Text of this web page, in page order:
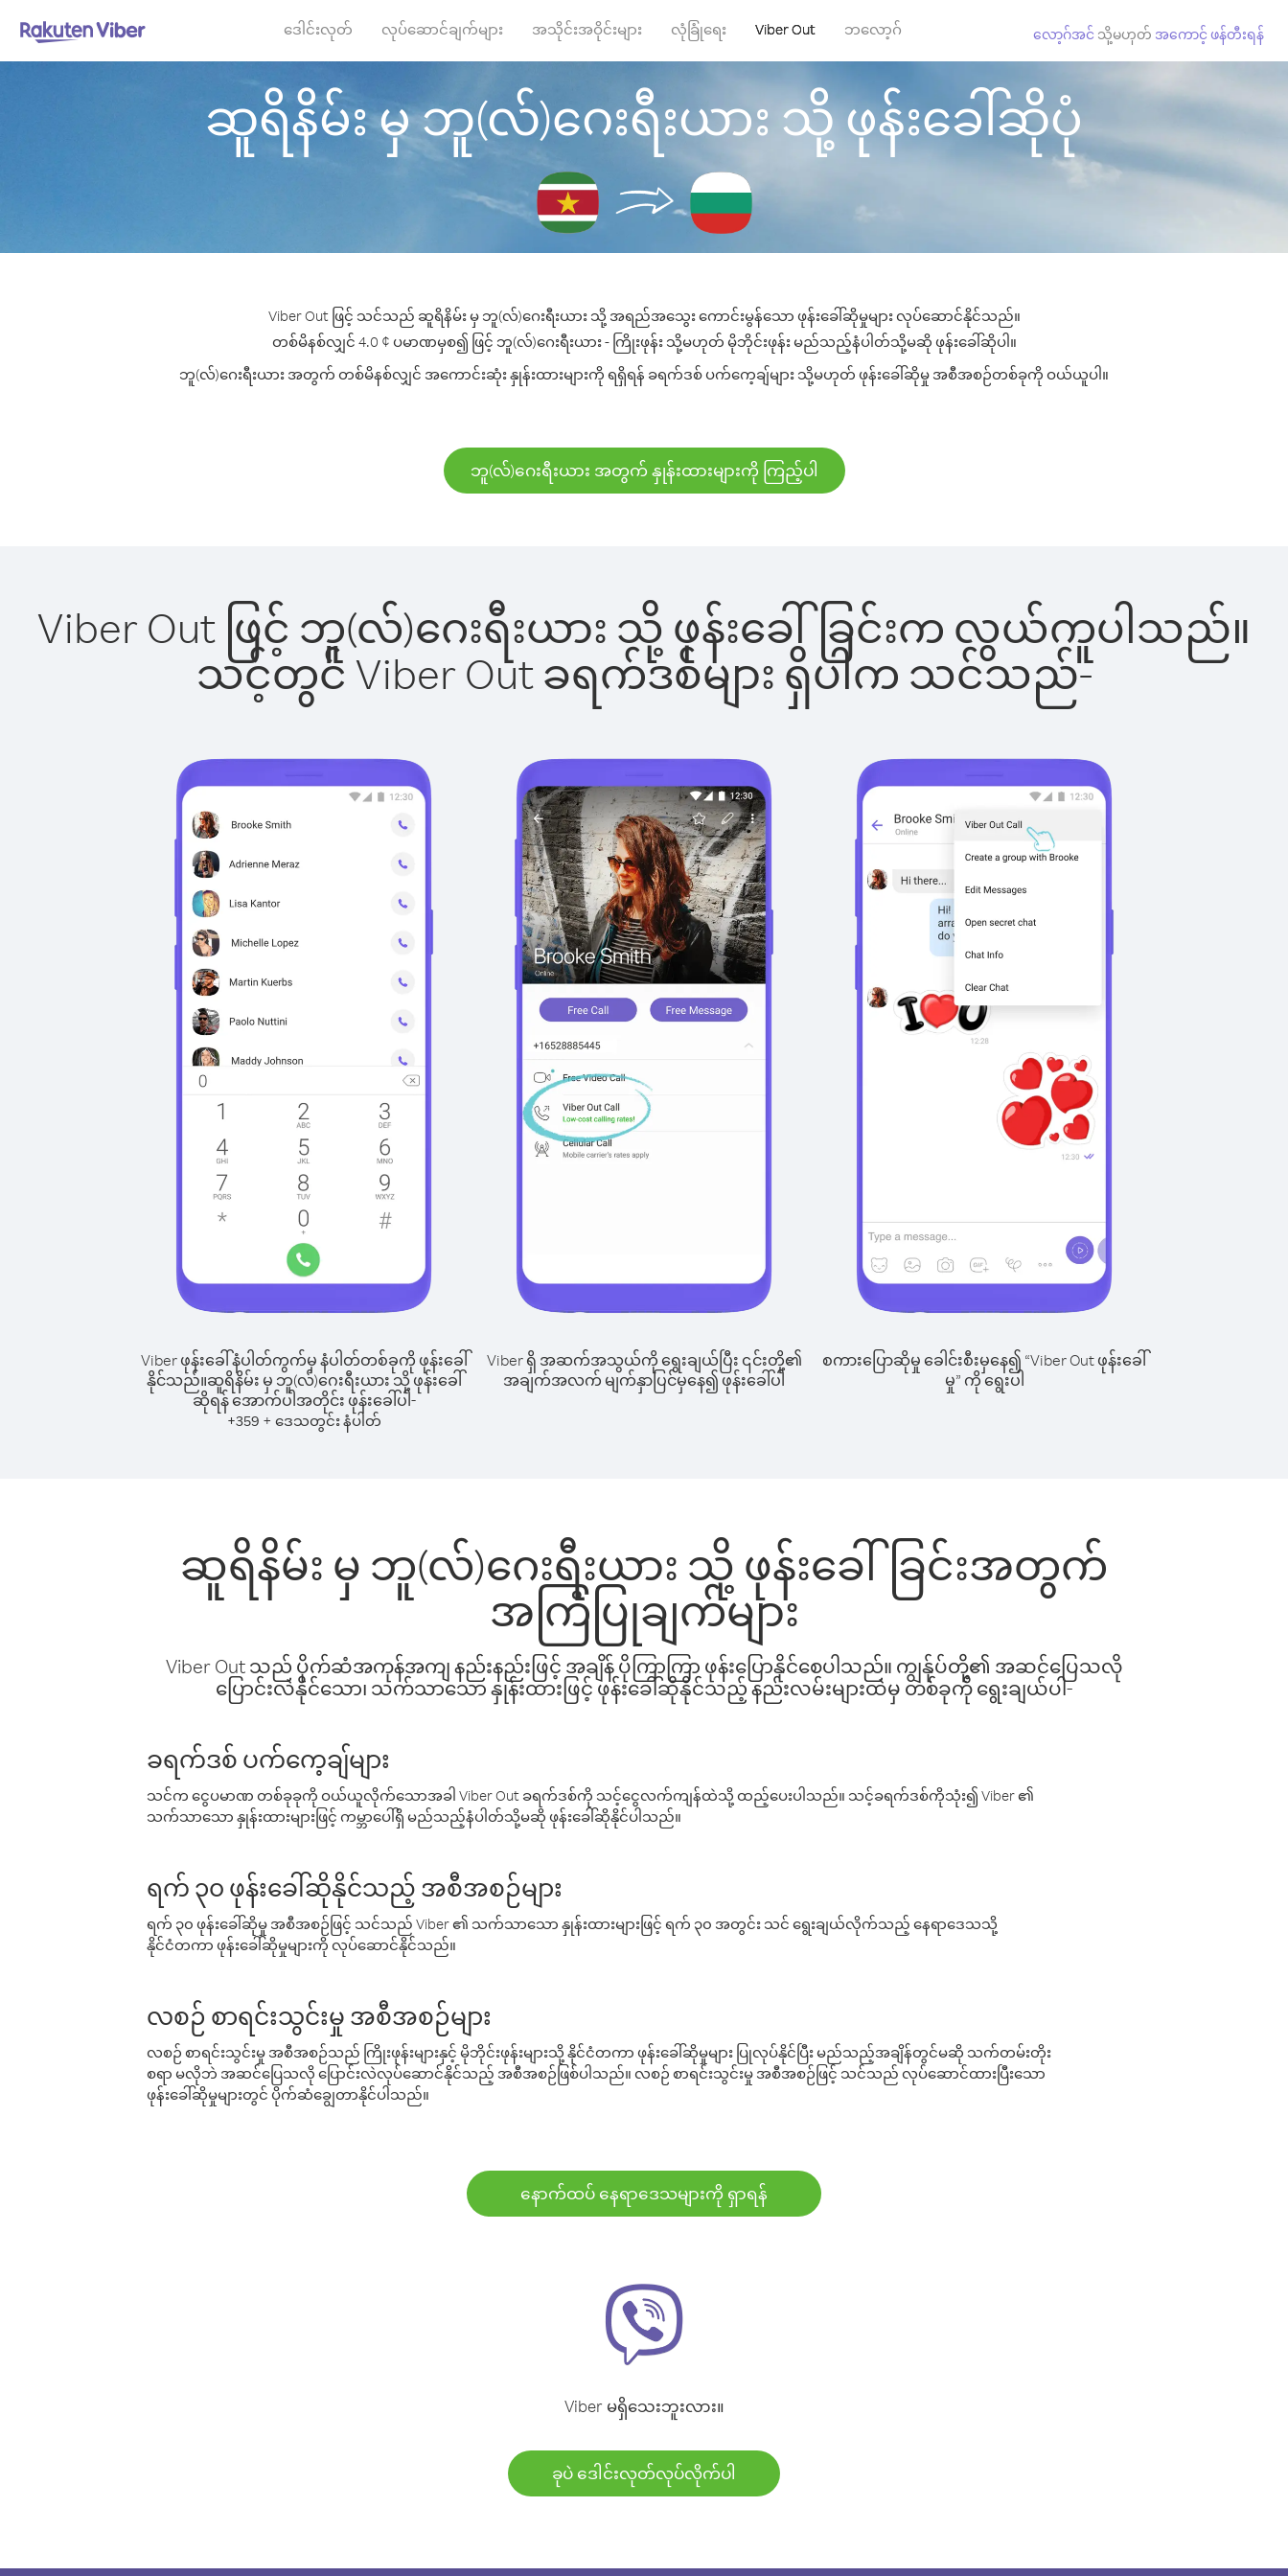
ဒေါင်းလုတ် လုပ်ဆောင်ချက်များ အသိုင်းအဝိုင်းများ လုံခြုံရေး Viber Out ဘလော့ဂ် လော့ဂ်အင် သို့မဟုတ် အကောင့် ဖန်တီးရန်
ဆူရိနိမ်း မှ ဘူ(လ်)ဂေးရီးယား သို့ ဖုန်းခေါ်ဆိုပုံ
Viber Out ဖြင့် သင်သည် ဆူရိနိမ်း မှ ဘူ(လ်)ဂေးရီးယား သို့ အရည်အသွေး ကောင်းမွန်သော ဖုန်းခေါ်ဆိုမှုများ လုပ်ဆောင်နိုင်သည်။
တစ်မိနစ်လျှင် 4.0 ¢ ပမာဏမှစ၍ ဖြင့် ဘူ(လ်)ဂေးရီးယား - ကြိုးဖုန်း သို့မဟုတ် မိုဘိုင်းဖုန်း မည်သည့်နံပါတ်သို့မဆို ဖုန်းခေါ်ဆိုပါ။
ဘူ(လ်)ဂေးရီးယား အတွက် တစ်မိနစ်လျှင် အကောင်းဆုံး နှုန်းထားများကို ရရှိရန် ခရက်ဒစ် ပက်ကေ့ချ်များ သို့မဟုတ် ဖုန်းခေါ်ဆိုမှု အစီအစဉ်တစ်ခုကို ဝယ်ယူပါ။
ဘူ(လ်)ဂေးရီးယား အတွက် နှုန်းထားများကို ကြည့်ပါ
Viber Out ဖြင့် ဘူ(လ်)ဂေးရီးယား သို့ ဖုန်းခေါ်ခြင်းက လွယ်ကူပါသည်။
သင့်တွင် Viber Out ခရက်ဒစ်များ ရှိပါက သင်သည်-
Viber ဖုန်းခေါ်နံပါတ်ကွက်မှ နံပါတ်တစ်ခုကို ဖုန်းခေါ်
နိုင်သည်။ဆူရိနိမ်း မှ ဘူ(လ်)ဂေးရီးယား သို့ ဖုန်းခေါ်
ဆိုရန် အောက်ပါအတိုင်း ဖုန်းခေါ်ပါ-
+359 + ဒေသတွင်း နံပါတ်
Viber ရှိ အဆက်အသွယ်ကို ရွေးချယ်ပြီး ၎င်းတို့၏
အချက်အလက် မျက်နှာပြင်မှနေ၍ ဖုန်းခေါ်ပါ
စကားပြောဆိုမှု ခေါင်းစီးမှနေ၍ “Viber Out ဖုန်းခေါ်
မှု” ကို ရွေးပါ
ဆူရိနိမ်း မှ ဘူ(လ်)ဂေးရီးယား သို့ ဖုန်းခေါ်ခြင်းအတွက်
အကြံပြုချက်များ
Viber Out သည် ပိုက်ဆံအကုန်အကျ နည်းနည်းဖြင့် အချိန် ပိုကြာကြာ ဖုန်းပြောနိုင်စေပါသည်။ ကျွန်ုပ်တို့၏ အဆင်ပြေသလို
ပြောင်းလဲနိုင်သော၊ သက်သာသော နှုန်းထားဖြင့် ဖုန်းခေါ်ဆိုနိုင်သည့် နည်းလမ်းများထဲမှ တစ်ခုကို ရွေးချယ်ပါ-
ခရက်ဒစ် ပက်ကေ့ချ်များ
သင်က ငွေပမာဏ တစ်ခုခုကို ဝယ်ယူလိုက်သောအခါ Viber Out ခရက်ဒစ်ကို သင့်ငွေလက်ကျန်ထဲသို့ ထည့်ပေးပါသည်။ သင့်ခရက်ဒစ်ကိုသုံး၍ Viber ၏
သက်သာသော နှုန်းထားများဖြင့် ကမ္ဘာပေါ်ရှိ မည်သည့်နံပါတ်သို့မဆို ဖုန်းခေါ်ဆိုနိုင်ပါသည်။
ရက် ၃၀ ဖုန်းခေါ်ဆိုနိုင်သည့် အစီအစဉ်များ
ရက် ၃၀ ဖုန်းခေါ်ဆိုမှု အစီအစဉ်ဖြင့် သင်သည် Viber ၏ သက်သာသော နှုန်းထားများဖြင့် ရက် ၃၀ အတွင်း သင် ရွေးချယ်လိုက်သည့် နေရာဒေသသို့
နိုင်ငံတကာ ဖုန်းခေါ်ဆိုမှုများကို လုပ်ဆောင်နိုင်သည်။
လစဉ် စာရင်းသွင်းမှု အစီအစဉ်များ
လစဉ် စာရင်းသွင်းမှု အစီအစဉ်သည် ကြိုးဖုန်းများနှင့် မိုဘိုင်းဖုန်းများသို့ နိုင်ငံတကာ ဖုန်းခေါ်ဆိုမှုများ ပြုလုပ်နိုင်ပြီး မည်သည့်အချိန်တွင်မဆို သက်တမ်းတိုး
စရာ မလိုဘဲ အဆင်ပြေသလို ပြောင်းလဲလုပ်ဆောင်နိုင်သည့် အစီအစဉ်ဖြစ်ပါသည်။ လစဉ် စာရင်းသွင်းမှု အစီအစဉ်ဖြင့် သင်သည် လုပ်ဆောင်ထားပြီးသော
ဖုန်းခေါ်ဆိုမှုများတွင် ပိုက်ဆံချွေတာနိုင်ပါသည်။
နောက်ထပ် နေရာဒေသများကို ရှာရန်
Viber မရှိသေးဘူးလား။
ခုပဲ ဒေါင်းလုတ်လုပ်လိုက်ပါ